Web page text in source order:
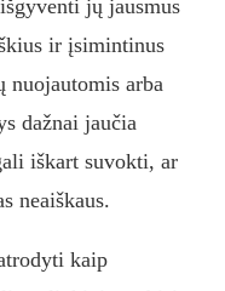
jų jausmus
ir įsimintinus
nuojautomis arba
dažnai jaučia
iškart suvokti, ar
neaiškaus.
kaip